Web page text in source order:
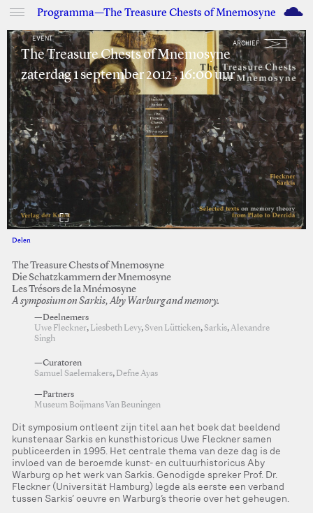
Programma—The Treasure Chests of Mnemosyne M
EVENT
ARCHIEF
The Treasure Chests of Mnemosyne
zaterdag 1 september 2012 , 16:00 uur
Delen
The Treasure Chests of Mnemosyne
Die Schatzkammern der Mnemosyne
Les Trésors de la Mnémosyne
A symposium on Sarkis, Aby Warburg and memory.
—Deelnemers
Uwe Fleckner, Liesbeth Levy,Sven Lütticken,Sarkis,Alexandre
Singh
—Curatoren
Samuel Saelemakers, Defne Ayas
—Partners
Museum Boijmans Van Beuningen
Dit symposium ontleent zijn titel aan het boek dat beeldend
kunstenaar Sarkis en kunsthistoricus Uwe Fleckner samen
publiceerden in 1995. Het centrale thema van deze dag is de
invloed van de beroemde kunst- en cultuurhistoricus Aby
Warburg op het werk van Sarkis. Genodigde spreker Prof. Dr.
Fleckner (Universität Hamburg) legde als eerste een verband
tussen Sarkis’ oeuvre en Warburg’s theorie over het geheugen.